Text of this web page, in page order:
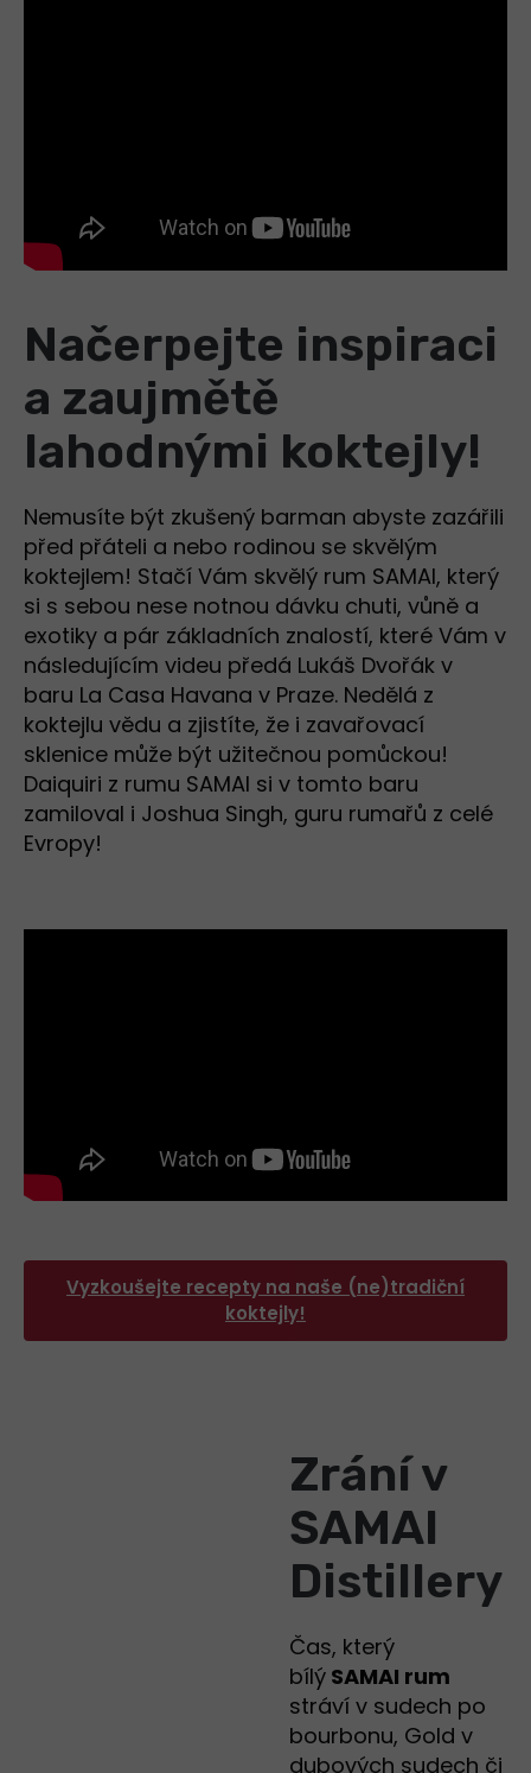
Načerpejte inspiraci
a zaujmětě
lahodnými koktejly!
Nemusíte být zkušený barman abyste zazářili
před přáteli a nebo rodinou se skvělým
koktejlem! Stačí Vám skvělý rum SAMAI, který
si s sebou nese notnou dávku chuti, vůně a
exotiky a pár základních znalostí, které Vám v
následujícím videu předá Lukáš Dvořák v
baru La Casa Havana v Praze. Nedělá z
koktejlu vědu a zjistíte, že i zavařovací
sklenice může být užitečnou pomůckou!
Daiquiri z rumu SAMAI si v tomto baru
zamiloval i Joshua Singh, guru rumařů z celé
Evropy!
Vyzkoušejte recepty na naše (ne)tradiční
koktejly!
Zrání v
SAMAI
Distillery
Čas, který
bílý SAMAI rum
stráví v sudech po
bourbonu, Gold v
dubových sudech či